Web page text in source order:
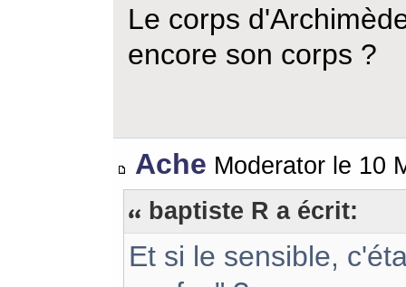
Le corps
encore son corps ?
Ache Moderator le 10
baptiste R a écrit:
Et si le sensible,